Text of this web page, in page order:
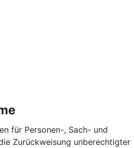
für Personen-, Sach- und
Zurückweisung unberechtigter